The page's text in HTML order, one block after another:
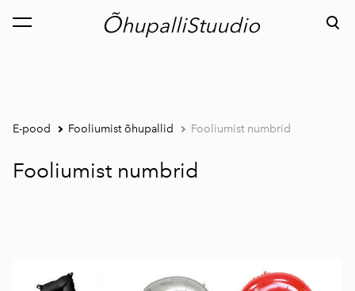
ÕhupalliStuudio
lisati ostukorvi. Vaata ostukorvi
E-pood Fooliumist õhupallid Fooliumist numbrid
Fooliumist numbrid